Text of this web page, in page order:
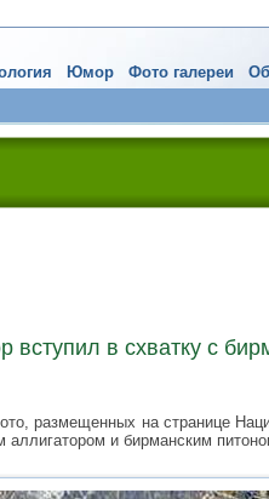
Юмор Фото галереи
вступил в схватку с
размещенных на странице
и бирманским